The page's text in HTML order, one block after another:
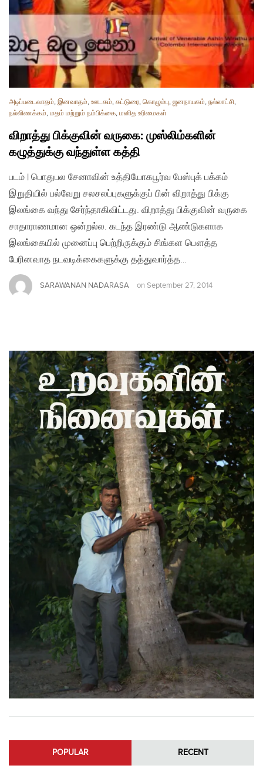
அடிப்படைவாதம், இனவாதம், ஊடகம், கட்டுரை, கொழும்பு, ஜனநாயகம், நல்லாட்சி,
நல்லிணக்கம், மதம் மற்றும் நம்பிக்கை, மனித உரிமைகள்
விறாத்து பிக்குவின் வருகை: முஸ்லிம்களின்
கழுத்துக்கு வந்துள்ள கத்தி
படம் | பொதுபல சேனாவின் உத்தியோகபூர்வ பேஸ்புக் பக்கம்
இறுதியில் பல்வேறு சலசலப்புகளுக்குப் பின் விறாத்து பிக்கு
இலங்கை வந்து சேர்ந்தாகிவிட்டது. விறாத்து பிக்குவின் வருகை
சாதாராணமான ஒன்றல்ல. கடந்த இரண்டு ஆண்டுகளாக
இலங்கையில் முனைப்பு பெற்றிருக்கும் சிங்கள பௌத்த
பேரினவாத நடவடிக்கைகளுக்கு தத்துவார்த்த…
SARAWANAN NADARASA on September 27, 2014
POPULAR RECENT